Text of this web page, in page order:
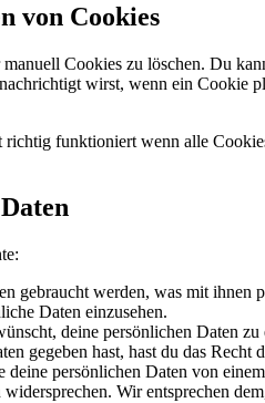
von Cookies
Cookies zu löschen. Du
wirst, wenn ein
funktioniert wenn alle
gebraucht werden, was mit ihnen
Daten einzusehen.
deine persönlichen Daten
gegeben hast, hast du das
persönlichen Daten von
Wir entsprechen